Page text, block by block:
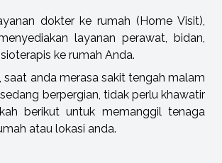
dokter ke rumah (Home Visit),
layanan perawat, bidan,
ke rumah Anda.
saat anda merasa sakit tengah malam
berpergian, tidak perlu khawatir
berikut untuk memanggil tenaga
atau lokasi anda.